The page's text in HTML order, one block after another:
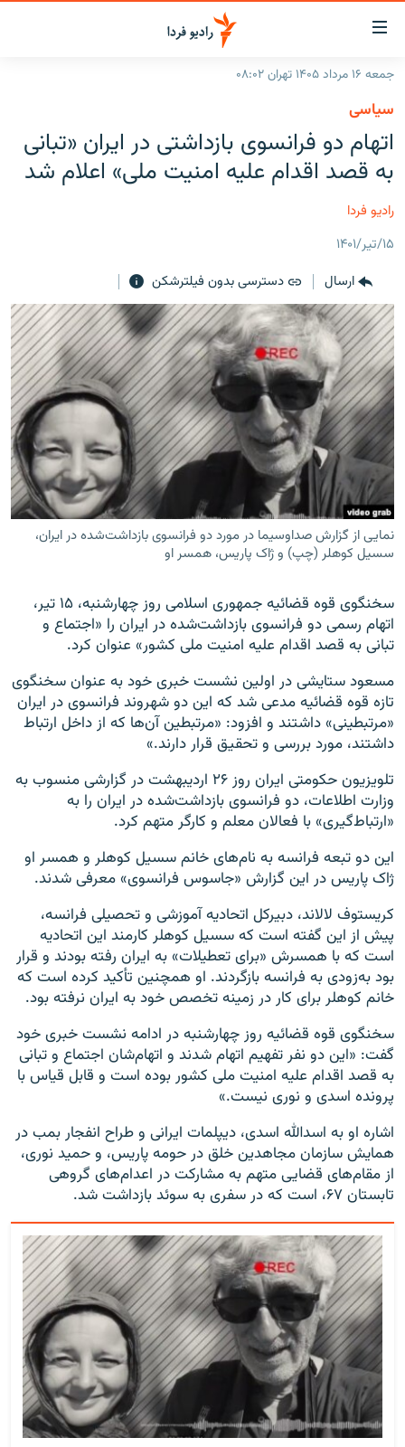
لینک‌های
قابلیت
دسترسی
بازگشت
منوی
اصلی
رفتن
به
صفحه
ایران
جهان
فرکانس‌ها
پادکست
چندرسانه‌ای
گزارش‌های تصویری
گزارش‌های ویدئویی
زنان فردا
English
به ما بپیوندید
زبان‌های دیگر
جمعه ۱۶ مرداد ۱۴۰۵ تهران ۰۸:۰۲
سیاسی
اتهام دو فرانسوی بازداشتی در ایران «تبانی
به قصد اقدام علیه امنیت ملی» اعلام شد
رادیو فردا
۱۵/تیر/۱۴۰۱
ارسال
دسترسی بدون فیلترشکن
نمایی از گزارش صداوسیما در مورد دو فرانسوی بازداشت‌شده در ایران،
سسیل کوهلر (چپ) و ژاک پاریس، همسر او
سخنگوی قوه قضائیه جمهوری اسلامی روز چهارشنبه، ۱۵ تیر،
اتهام رسمی دو فرانسوی بازداشت‌شده در ایران را «اجتماع و
تبانی به قصد اقدام علیه امنیت ملی کشور» عنوان کرد.
مسعود ستایشی در اولین نشست خبری خود به عنوان سخنگوی
تازه قوه قضائیه مدعی شد که این دو شهروند فرانسوی در ایران
«مرتبطینی» داشتند و افزود: «مرتبطین آن‌ها که از داخل ارتباط
داشتند، مورد بررسی و تحقیق قرار دارند.»
تلویزیون حکومتی ایران روز ۲۶ اردیبهشت در گزارشی منسوب به
وزارت اطلاعات، دو فرانسوی بازداشت‌شده در ایران را به
«ارتباط‌گیری» با فعالان معلم و کارگر متهم کرد.
این دو تبعه فرانسه به نام‌های خانم سسیل کوهلر و همسر او
ژاک پاریس در این گزارش «جاسوس فرانسوی» معرفی شدند.
کریستوف لالاند، دبیرکل اتحادیه آموزشی و تحصیلی فرانسه،
پیش از این گفته است که سسیل کوهلر کارمند این اتحادیه
است که با همسرش «برای تعطیلات» به ایران رفته بودند و قرار
بود به‌زودی به فرانسه بازگردند. او همچنین تأکید کرده است که
خانم کوهلر برای کار در زمینه تخصص خود به ایران نرفته بود.
سخنگوی قوه قضائیه روز چهارشنبه در ادامه نشست خبری خود
گفت: «این دو نفر تفهیم اتهام شدند و اتهام‌شان اجتماع و تبانی
به قصد اقدام علیه امنیت ملی کشور بوده است و قابل قیاس با
پرونده اسدی و نوری نیست.»
اشاره او به اسدالله اسدی، دیپلمات ایرانی و طراح انفجار بمب در
همایش سازمان مجاهدین خلق در حومه پاریس، و حمید نوری،
از مقام‌های قضایی متهم به مشارکت در اعدام‌های گروهی
تابستان ۶۷، است که در سفری به سوئد بازداشت شد.